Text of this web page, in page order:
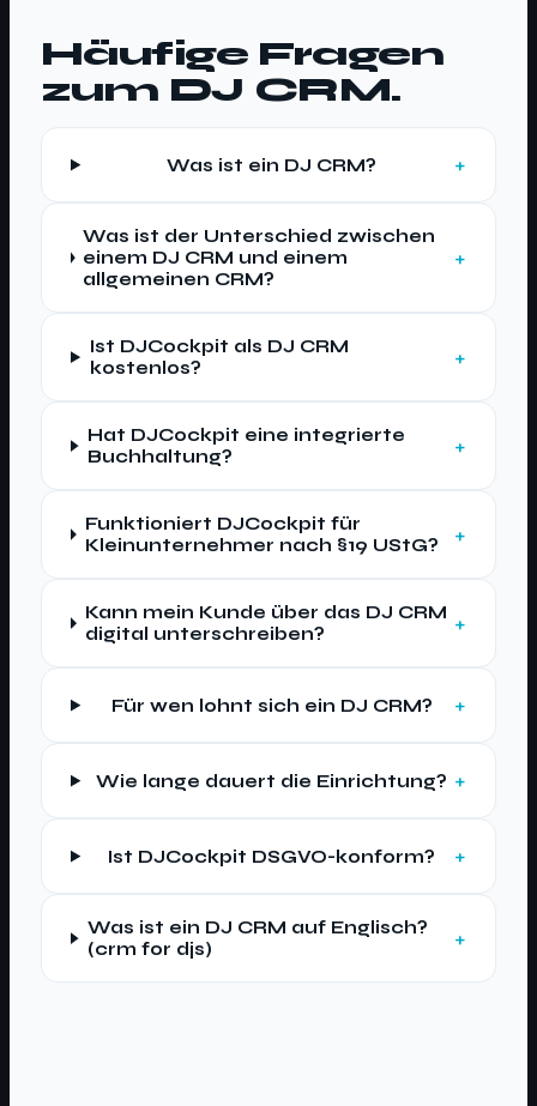
Häufige Fragen
zum DJ CRM.
Was ist ein DJ CRM?
Was ist der Unterschied zwischen
einem DJ CRM und einem
allgemeinen CRM?
Ist DJCockpit als DJ CRM
kostenlos?
Hat DJCockpit eine integrierte
Buchhaltung?
Funktioniert DJCockpit für
Kleinunternehmer nach §19 UStG?
Kann mein Kunde über das DJ CRM
digital unterschreiben?
Für wen lohnt sich ein DJ CRM?
Wie lange dauert die Einrichtung?
Ist DJCockpit DSGVO-konform?
Was ist ein DJ CRM auf Englisch?
(crm for djs)